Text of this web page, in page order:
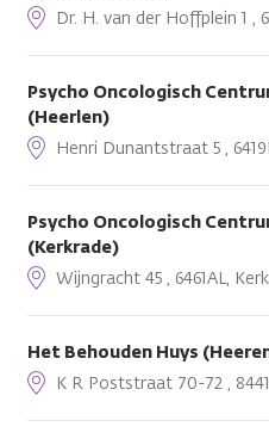
Dr. H. van der Hoffplein 1 ,
Psycho Oncologisch
(Heerlen)
Henri Dunantstraat 5 ,
Psycho Oncologisch
(Kerkrade)
Wijngracht 45 , 6461AL,
Het Behouden Huys
K R Poststraat 70-72 ,